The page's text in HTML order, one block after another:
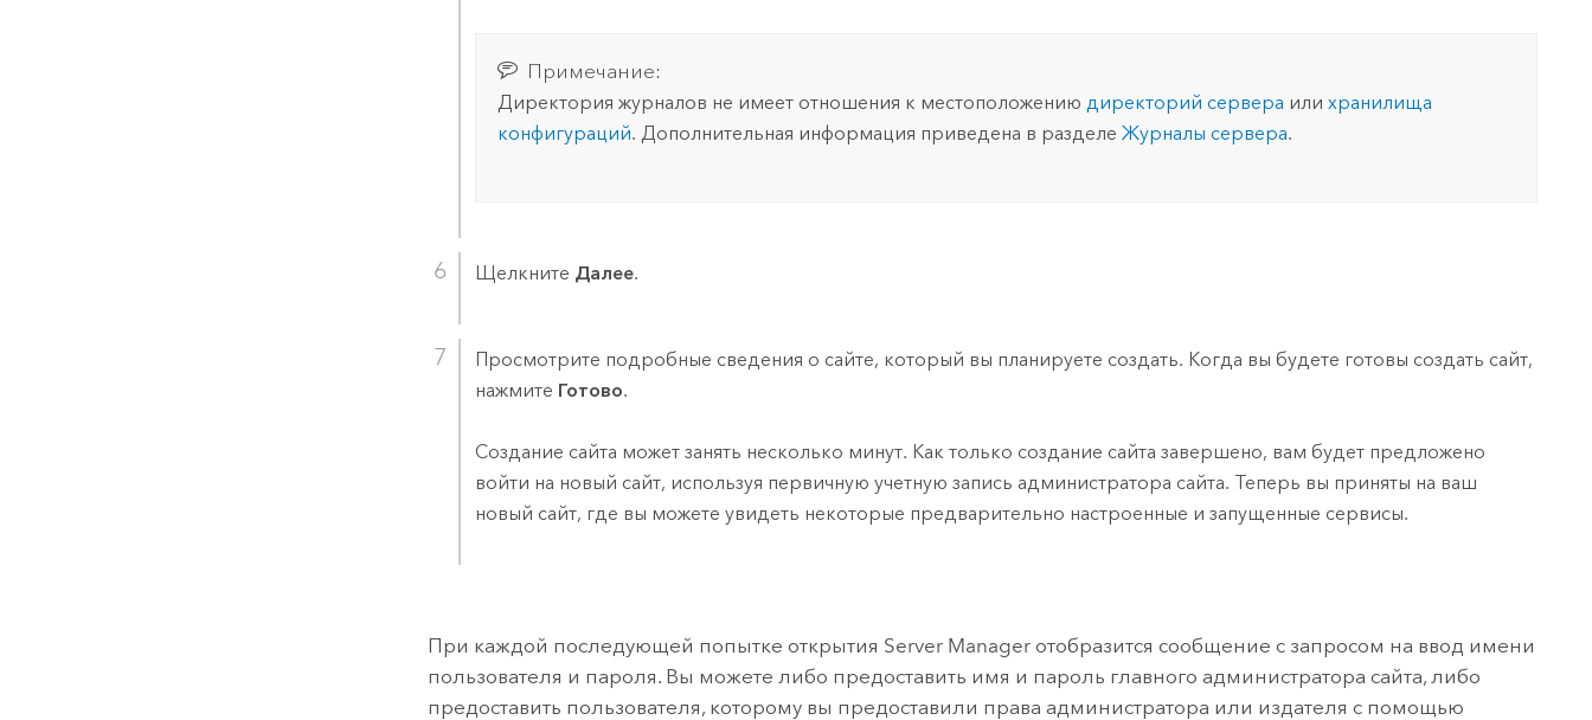
Примечание:
Директория журналов не имеет отношения к местоположению директорий сервера или хранилища
конфигураций. Дополнительная информация приведена в разделе Журналы сервера.
Щелкните Далее.
Просмотрите подробные сведения о сайте, который вы планируете создать. Когда вы будете готовы создать сайт,
нажмите Готово.
Создание сайта может занять несколько минут. Как только создание сайта завершено, вам будет предложено
войти на новый сайт, используя первичную учетную запись администратора сайта. Теперь вы приняты на ваш
новый сайт, где вы можете увидеть некоторые предварительно настроенные и запущенные сервисы.
При каждой последующей попытке открытия Server Manager отобразится сообщение с запросом на ввод имени
пользователя и пароля. Вы можете либо предоставить имя и пароль главного администратора сайта, либо
предоставить пользователя, которому вы предоставили права администратора или издателя с помощью